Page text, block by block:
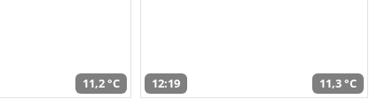
11,2 °C 12:19 11,3 °C